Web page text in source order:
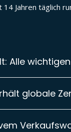
Jahren täglich
Alle
globale